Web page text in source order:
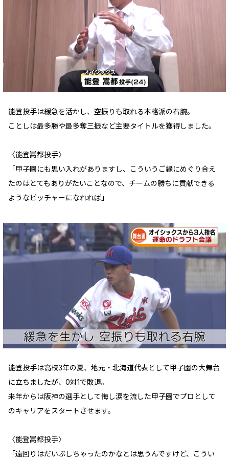
能登投手は緩急を活かし、空振りも取れる本格派の右腕。
ことしは最多勝や最多奪三振など主要タイトルを獲得しました。
〈能登嵩都投手〉
「甲子園にも思い入れがありますし、こういうご縁にめぐり合え
たのはとてもありがたいことなので、チームの勝ちに貢献できる
ようなピッチャーになれれば」
能登投手は高校3年の夏、地元・北海道代表として甲子園の大舞台
に立ちましたが、0対1で敗退。
来年からは阪神の選手として悔し涙を流した甲子園でプロとして
のキャリアをスタートさせます。
〈能登嵩都投手〉
「遠回りはだいぶしちゃったのかなとは思うんですけど、こうい